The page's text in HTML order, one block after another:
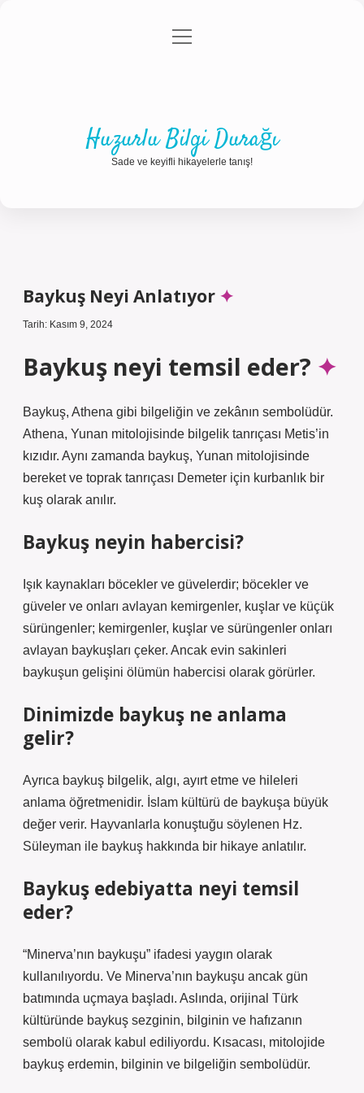
Gizlilik Politikası
menüyü
Huzurlu Bilgi Durağı
Sade ve keyifli hikayelerle tanış!
Baykuş Neyi Anlatıyor
Tarih: Kasım 9, 2024
Baykuş neyi temsil eder?
Baykuş, Athena gibi bilgeliğin ve zekânın sembolüdür.
Athena, Yunan mitolojisinde bilgelik tanrıçası Metis’in
kızıdır. Aynı zamanda baykuş, Yunan mitolojisinde
bereket ve toprak tanrıçası Demeter için kurbanlık bir
kuş olarak anılır.
Baykuş neyin habercisi?
Işık kaynakları böcekler ve güvelerdir; böcekler ve
güveler ve onları avlayan kemirgenler, kuşlar ve küçük
sürüngenler; kemirgenler, kuşlar ve sürüngenler onları
avlayan baykuşları çeker. Ancak evin sakinleri
baykuşun gelişini ölümün habercisi olarak görürler.
Dinimizde baykuş ne anlama
gelir?
Ayrıca baykuş bilgelik, algı, ayırt etme ve hileleri
anlama öğretmenidir. İslam kültürü de baykuşa büyük
değer verir. Hayvanlarla konuştuğu söylenen Hz.
Süleyman ile baykuş hakkında bir hikaye anlatılır.
Baykuş edebiyatta neyi temsil
eder?
“Minerva’nın baykuşu” ifadesi yaygın olarak
kullanılıyordu. Ve Minerva’nın baykuşu ancak gün
batımında uçmaya başladı. Aslında, orijinal Türk
kültüründe baykuş sezginin, bilginin ve hafızanın
sembolü olarak kabul ediliyordu. Kısacası, mitolojide
baykuş erdemin, bilginin ve bilgeliğin sembolüdür.